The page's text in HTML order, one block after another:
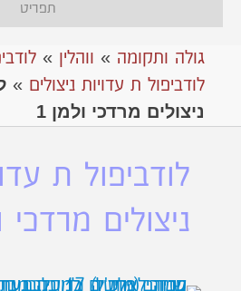
תפריט
גולה ותקומה » ווהלין »
לודביפול ת עדויות ניצולים »
ניצולים מרדכי ולמן 1
לודביפול ת
ניצולים מרדכי